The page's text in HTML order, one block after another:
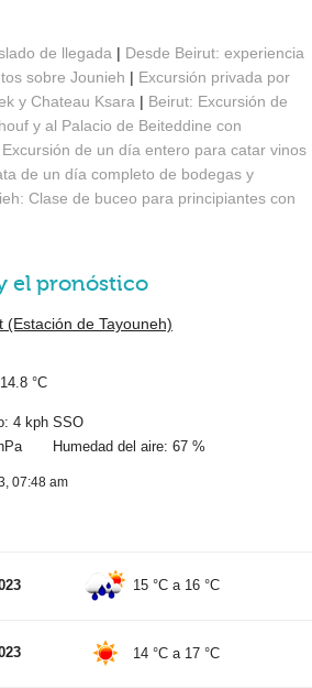
de llegada | Desde Beirut: experiencia
sobre Jounieh | Excursión privada por
y Chateau Ksara | Beirut: Excursión de
y al Palacio de Beiteddine con
de un día entero para catar vinos
de un día completo de bodegas y
Clase de buceo para principiantes con
el pronóstico
(Estación de Tayouneh)
14.8 °C
4 kph SSO
hPa Humedad del aire: 67 %
07:48 am
15 °C a 16 °C
14 °C a 17 °C